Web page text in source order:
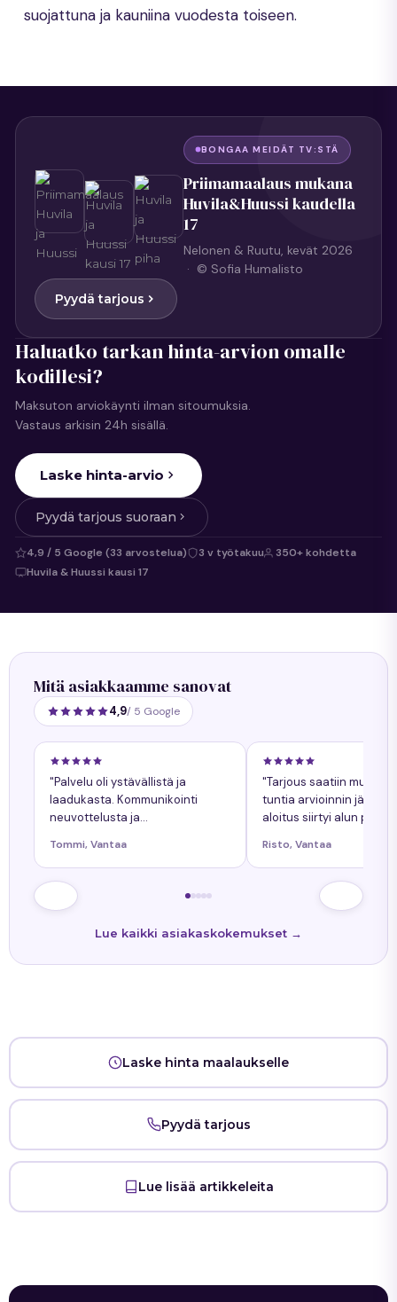
suojattuna ja kauniina vuodesta toiseen.
BONGAA MEIDÄT TV:STÄ
Priimamaalaus mukana
Huvila&Huussi kaudella
17
Nelonen & Ruutu, kevät 2026
· © Sofia Humalisto
Pyydä tarjous
Haluatko tarkan hinta-arvion omalle
kodillesi?
Maksuton arviokäynti ilman sitoumuksia.
Vastaus arkisin 24h sisällä.
Laske hinta-arvio
Pyydä tarjous suoraan
4,9 / 5 Google (33 arvostelua) 3 v työtakuu
350+ kohdetta
Huvila & Huussi kausi 17
Mitä asiakkaamme sanovat
4,9/ 5 Google
"Palvelu oli ystävällistä ja
laadukasta. Kommunikointi
neuvottelusta ja
Kaikkiin kysymyksiin tuli
nopeasti vastaukset. Työn
lopputulos oli onnistunut."
Tommi, Vantaa
"Tarjous saatiin
tuntia arvioinnin
aloitus siirtyi alun perin
siitä oli ollut etukäteen
tiedossa."
Risto, Vantaa
Lue kaikki asiakaskokemukset →
Laske hinta maalaukselle
Pyydä tarjous
Lue lisää artikkeleita